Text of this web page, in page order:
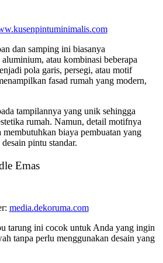
dan samping ini biasanya
atau kombinasi beberapa
pola garis, persegi, atau motif
fasad rumah yang modern,
tampilannya yang unik sehingga
rumah. Namun, detail motifnya
biaya pembuatan yang
pintu standar.
Emas
media.dekoruma.com
tarung ini cocok untuk Anda yang ingin
tanpa perlu menggunakan desain yang